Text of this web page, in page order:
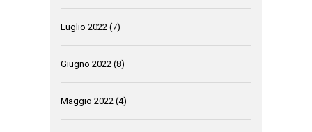
Luglio 2022 (7)
Giugno 2022 (8)
Maggio 2022 (4)